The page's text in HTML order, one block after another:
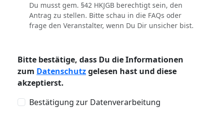
Du musst gem. §42 HKJGB berechtigt sein, den
Antrag zu stellen. Bitte schau in die FAQs oder
frage den Veranstalter, wenn Du Dir unsicher bist.
Bitte bestätige, dass Du die Informationen
zum Datenschutzgelesen hast und diese
akzeptierst.
Bestätigung zur Datenverarbeitung